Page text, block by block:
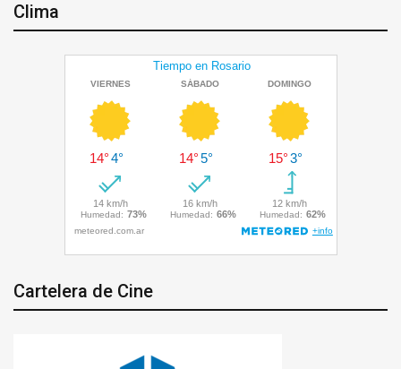
Clima
Cartelera de Cine